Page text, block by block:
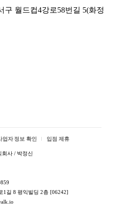
구 월드컵4강로58번길 5(화정
업자 정보 확인 입점 제휴
회사 / 박정신
1길 8 평익빌딩 2층 [06242]